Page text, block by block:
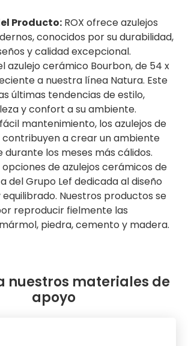
Producto: ROX ofrece azulejos
conocidos por su durabilidad,
y calidad excepcional.
azulejo cerámico Bourbon, de 54 x
a nuestra línea Natura. Este
últimas tendencias de estilo,
y confort a su ambiente.
mantenimiento, los azulejos de
contribuyen a crear un ambiente
durante los meses más cálidos.
de azulejos cerámicos de
del Grupo Lef dedicada al diseño
Nuestros productos se
reproducir fielmente las
piedra, cemento y madera.
nuestros materiales de
apoyo